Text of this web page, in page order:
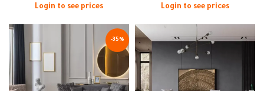
Login to see prices
Login to see prices
-35%